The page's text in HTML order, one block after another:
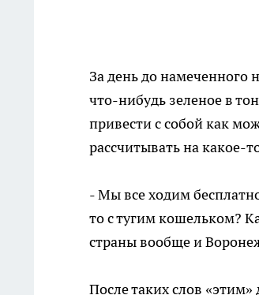
За день до намеченного
что-нибудь зеленое в
привести с собой как
рассчитывать на какое-
- Мы все ходим
то с тугим кошельком?
страны вообще и
После таких слов